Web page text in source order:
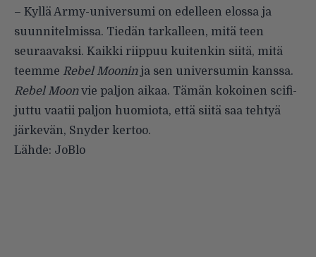
– Kyllä Army-universumi on edelleen elossa ja
suunnitelmissa. Tiedän tarkalleen, mitä teen
seuraavaksi. Kaikki riippuu kuitenkin siitä, mitä
teemme Rebel Mooninja sen universumin kanssa.
Rebel Moonvie paljon aikaa. Tämän kokoinen scifi-
juttu vaatii paljon huomiota, että siitä saa tehtyä
järkevän, Snyder kertoo.
Lähde: JoBlo